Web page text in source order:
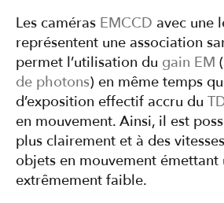
Les caméras EMCCD avec une
représentent une association
permet l’utilisation du gain EM
de photons) en même temps
d’exposition effectif accru du
en mouvement. Ainsi, il est
plus clairement et à des
objets en mouvement émettant
extrêmement faible.